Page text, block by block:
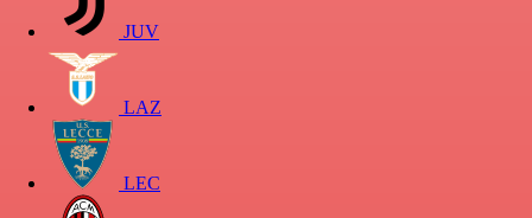
JUV
LAZ
LEC